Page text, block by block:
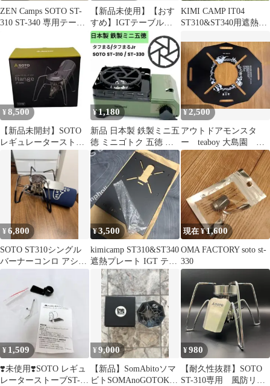
ZEN Camps SOTO ST-
310 ST-340 専用テーブ
【新品未使用】【おす
すめ】IGTテーブル天
板 2枚セット ST-310対
応天板
KIMI CAMP IT04
ST310&ST340用遮熱テ
¥ 8,500
【新品未開封】SOTO
レギュレーターストー
ブ Range ST-340 ソト
¥1,180
新品 日本製 鉄製ミニ五
徳 ミニゴトク 五徳 イ
ワタニ タフまる タフま
るJr
¥2,500
アウトドアモンスタ
ー teaboy 大島園
《バーナープレート
ST-310用》
¥6,800
SOTO ST310シングル
バーナーコンロ アシス
トレバー付き
¥3,500
kimicamp ST310&ST340
遮熱プレート IGT テー
ブル
現在 ¥1,600
OMA FACTORY soto st-
330
¥ 1,509
❣️未使用❣️SOTO レギュ
レーターストーブST-
¥9,000
【新品】SomAbitoソマ
ビトSOMAnoGOTOKU
¥980
【耐久性抜群】SOTO
ST-310専用 風防リン